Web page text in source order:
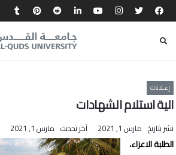
إعـلانات
الية استلام الشهادات
نشر بتاريخ مارس 1, 2021 آخر تحديث مارس 1, 2021
الطلبة الاعزاء،